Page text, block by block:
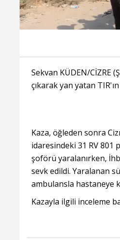
Sekvan KÜDEN/CİZRE
çıkarak yan yatan
Kaza, öğleden sonra
idaresindeki 31 RV 801
şoförü yaralanırken,
sevk edildi. Yaralanan
ambulansla hastaneye
Kazayla ilgili inceleme